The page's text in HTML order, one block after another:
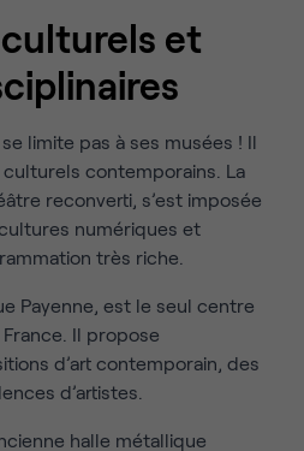
et
limite pas à ses musées ! Il
contemporains. La
reconverti, s’est imposée
numériques et
très riche.
Payenne, est le seul centre
Il propose
d’art contemporain, des
d’artistes.
halle métallique